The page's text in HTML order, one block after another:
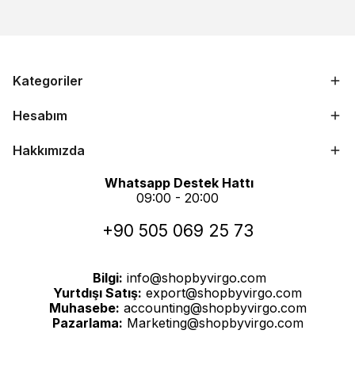
Kategoriler
Hesabım
Hakkımızda
Whatsapp Destek Hattı
09:00 - 20:00
+90 505 069 25 73
Bilgi: info@shopbyvirgo.com
Yurtdışı Satış: export@shopbyvirgo.com
Muhasebe: accounting@shopbyvirgo.com
Pazarlama: Marketing@shopbyvirgo.com